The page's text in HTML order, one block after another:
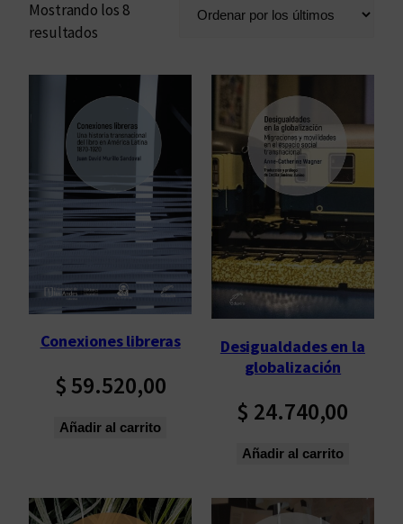
Mostrando los 8
resultados
d
e
n
a
d
o
p
o
l
o
ú
t
m
Conexiones libreras
$59.520,00
Añadir al carrito
Desigualdades en la
globalización
$ 24.740,00
Añadir al carrito